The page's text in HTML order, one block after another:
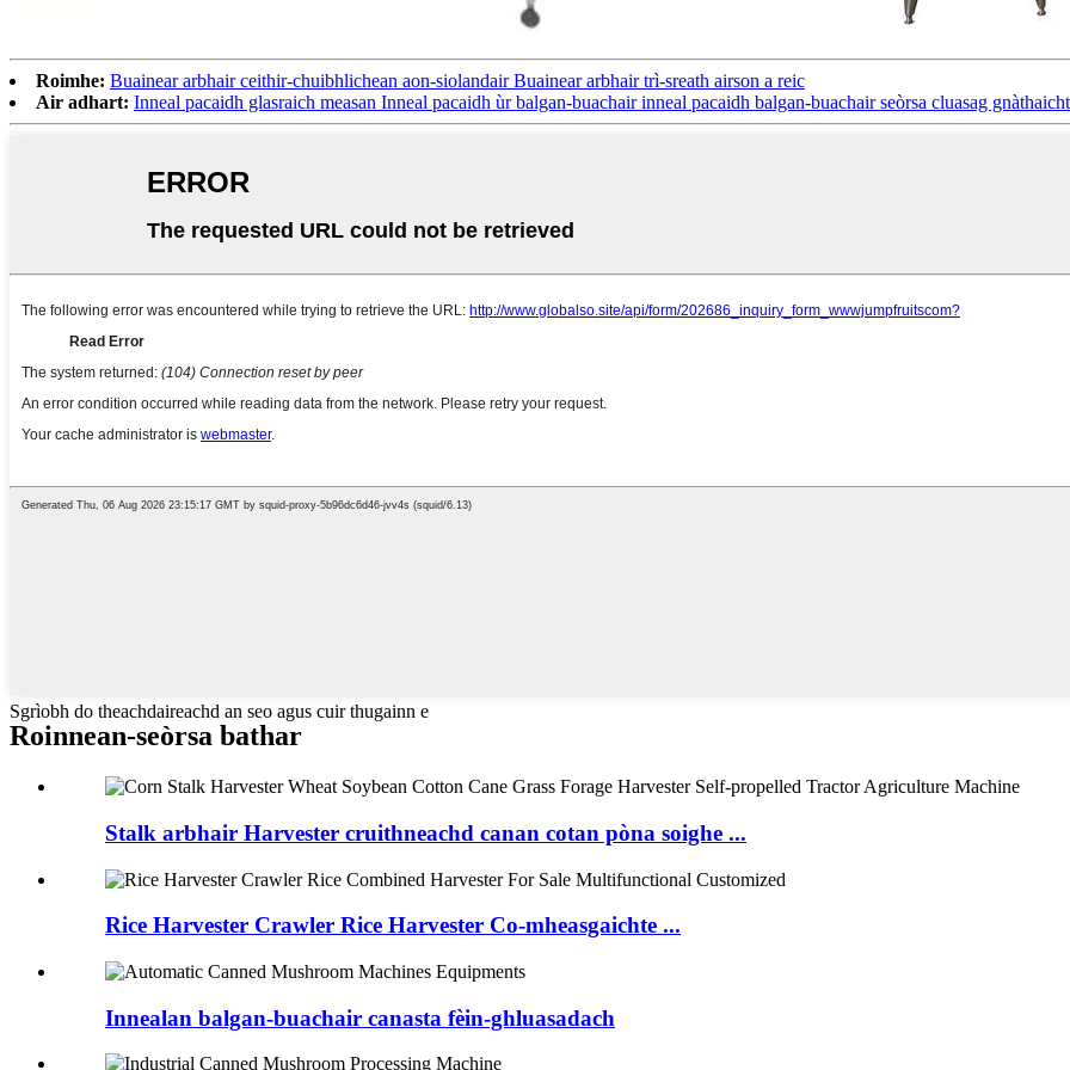
Roimhe: Buainear arbhair ceithir-chuibhlichean aon-siolandair Buainear arbhair trì-sreath airson a reic
Air adhart: Inneal pacaidh glasraich measan Inneal pacaidh ùr balgan-buachair inneal pacaidh balgan-buachair seòrsa cluasag
Sgrìobh do theachdaireachd an seo agus cuir thugainn e
Roinnean-seòrsa bathar
Stalk arbhair Harvester cruithneachd canan cotan pòna soighe ...
Rice Harvester Crawler Rice Harvester Co-mheasgaichte ...
Innealan balgan-buachair canasta fèin-ghluasadach